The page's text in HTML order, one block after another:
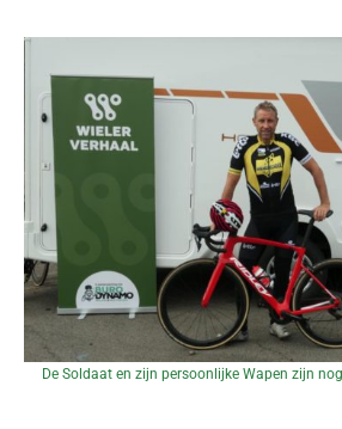
De Soldaat en zijn persoonlijke Wapen zijn